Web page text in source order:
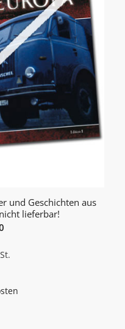
und Geschichten aus
lieferbar!